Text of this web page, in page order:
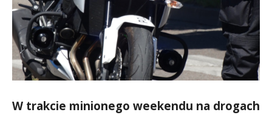
W trakcie minionego weekendu na drogach